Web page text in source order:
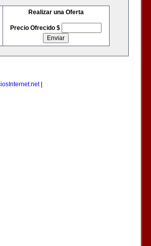
Realizar una Oferta
Precio Ofrecido $
|